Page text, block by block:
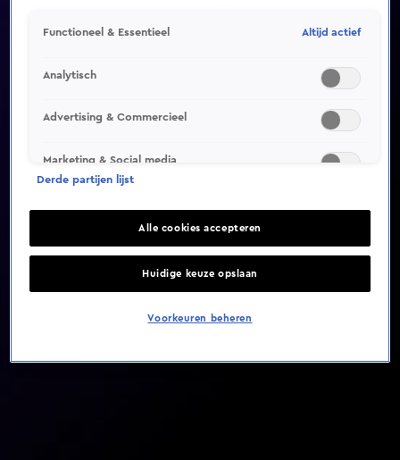
Video helaas niet gevonden
Functioneel & Essentieel Altijd actief
Analytisch
Advertising & Commercieel
Marketing & Social media
Derde partijen lijst
Alle cookies accepteren
Huidige keuze opslaan
Voorkeuren beheren